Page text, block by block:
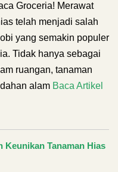
Groceria! Merawat
telah menjadi salah
yang semakin populer
Tidak hanya sebagai
ruangan, tanaman
alam Baca Artikel
Keunikan Tanaman Hias